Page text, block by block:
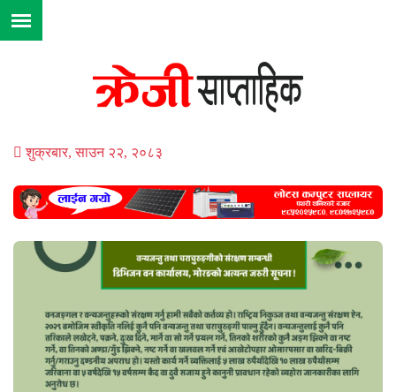
शुक्रबार, साउन २२, २०८३